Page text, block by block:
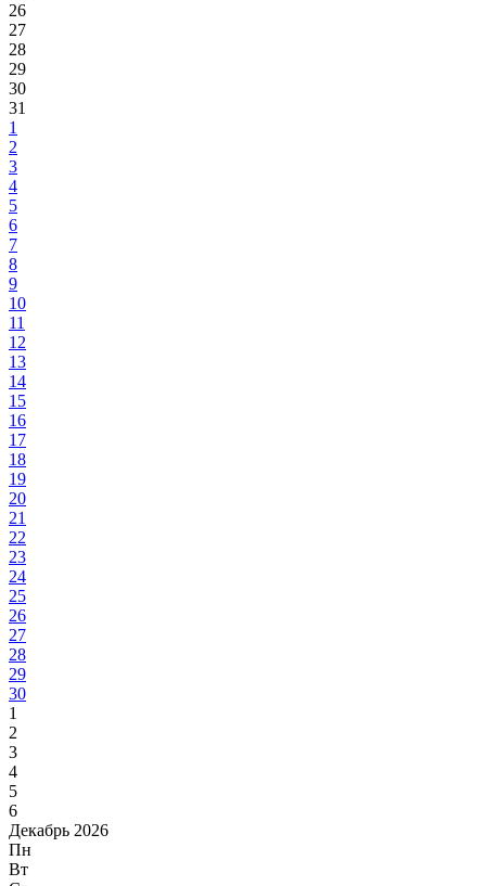
26
27
28
29
30
31
1
2
3
4
5
6
7
8
9
10
11
12
13
14
15
16
17
18
19
20
21
22
23
24
25
26
27
28
29
30
1
2
3
4
5
6
Декабрь 2026
Пн
Вт